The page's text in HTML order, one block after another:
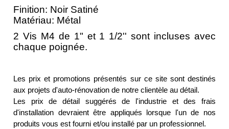
Finition: Noir Satiné
Matériau: Métal
2 Vis M4 de 1" et 1 1/2'' sont incluses avec
chaque poignée.
Les prix et promotions présentés sur ce site sont destinés
aux projets d'auto-rénovation de notre clientèle au détail.
Les prix de détail suggérés de l'industrie et des frais
d'installation devraient être appliqués lorsque l'un de nos
produits vous est fourni et/ou installé par un professionnel.